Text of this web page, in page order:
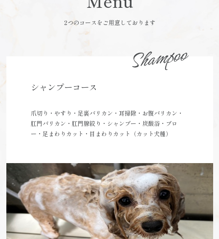
2つのコースをご用意しております
シャンプーコース
爪切り・やすり・足裏バリカン・耳掃除・お腹バリカン・
肛門バリカン・肛門腺絞り・シャンプー・炭酸浴・ブロ
ー・足まわりカット・目まわりカット（カット犬種）